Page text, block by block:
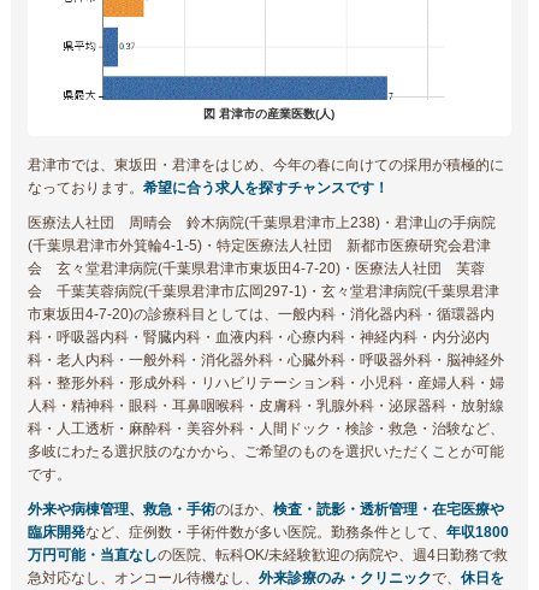
図 君津市の産業医数(人)
君津市では、東坂田・君津をはじめ、今年の春に向けての採用が積極的に
なっております。 希望に合う求人を探すチャンスです！
医療法人社団 周晴会 鈴木病院(千葉県君津市上238)・君津山の手病院
(千葉県君津市外箕輪4-1-5)・特定医療法人社団 新都市医療研究会君津
会 玄々堂君津病院(千葉県君津市東坂田4-7-20)・医療法人社団 芙蓉
会 千葉芙蓉病院(千葉県君津市広岡297-1)・玄々堂君津病院(千葉県君津
市東坂田4-7-20)の診療科目としては、一般内科・消化器内科・循環器内
科・呼吸器内科・腎臓内科・血液内科・心療内科・神経内科・内分泌内
科・老人内科・一般外科・消化器外科・心臓外科・呼吸器外科・脳神経外
科・整形外科・形成外科・リハビリテーション科・小児科・産婦人科・婦
人科・精神科・眼科・耳鼻咽喉科・皮膚科・乳腺外科・泌尿器科・放射線
科・人工透析・麻酔科・美容外科・人間ドック・検診・救急・治験など、
多岐にわたる選択肢のなかから、ご希望のものを選択いただくことが可能
です。
外来や病棟管理、救急・手術のほか、 検査・読影・透析管理・在宅医療や
臨床開発など、症例数・手術件数が多い医院。勤務条件として、 年収1800
万円可能・当直なしの医院、転科OK/未経験歓迎の病院や、週4日勤務で救
急対応なし、オンコール待機なし、 外来診療のみ・クリニックで、 休日を